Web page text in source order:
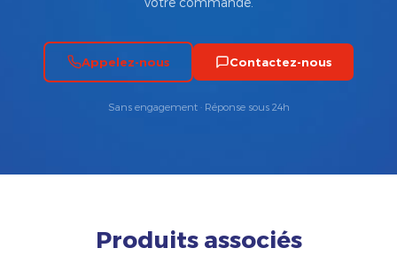
Appelez-nous Contactez-nous
Sans engagement · Réponse sous 24h
Produits associés